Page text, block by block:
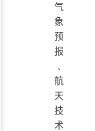
气
象
预
报
﹑
航
天
技
术